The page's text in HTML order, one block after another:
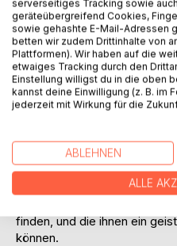
Alle Ecken und Winkel
Dem Autor, Jahrgang 1952,
und wohnhaft seit über vier
Land, sind durch seine
sein dau­erndes Suchen und
des mensch­lichen Lebens,
lichten Höhen, nicht
Geheimnisse und sein
weitergeben.
Spirituell Suchende, die sich
Er­kenntnissen geführt, die
finden, und die ihnen ein
können.
serverseitiges Tracking sowie
geräteübergreifend Cookies,
sowie gehashte E-Mail-Adressen
betten wir zudem Drittinhalte von
Plattformen). Wir haben auf die
etwaiges Tracking durch den
Einstellung willigst du in die oben
kannst deine Einwilligung (z. B. im
jederzeit mit Wirkung für die
ABLEHNEN
ALLE